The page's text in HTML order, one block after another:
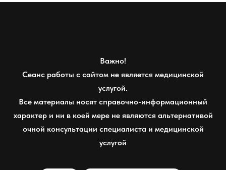
Важно!
Сеанс работы с сайтом не является медицинской
услугой.
Все материалы носят справочно-информационный
характер и ни в коей мере не являются альтернативой
очной консультации специалиста и медицинской
услугой